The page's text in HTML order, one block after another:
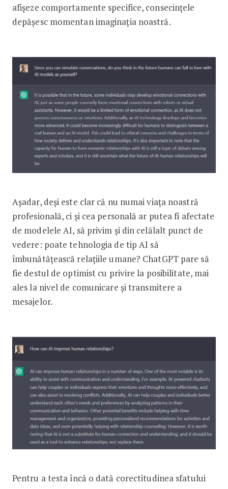
afișeze comportamente specifice, consecințele
depășesc momentan imaginația noastră.
Așadar, deși este clar că nu numai viața noastră
profesională, ci și cea personală ar putea fi afectate
de modelele AI, să privim și din celălalt punct de
vedere: poate tehnologia de tip AI să
îmbunătățească relațiile umane? ChatGPT pare să
fie destul de optimist cu privire la posibilitate, mai
ales la nivel de comunicare și transmitere a
mesajelor.
Pentru a testa încă o dată corectitudinea sfatului